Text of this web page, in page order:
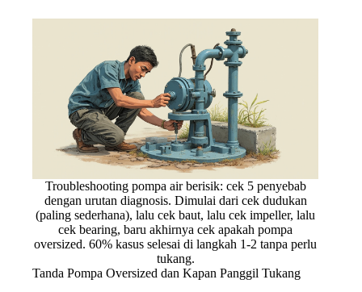
Troubleshooting pompa air berisik: cek 5 penyebab
dengan urutan diagnosis. Dimulai dari cek dudukan
(paling sederhana), lalu cek baut, lalu cek impeller, lalu
cek bearing, baru akhirnya cek apakah pompa
oversized. 60% kasus selesai di langkah 1-2 tanpa perlu
tukang.
Tanda Pompa Oversized dan Kapan Panggil Tukang